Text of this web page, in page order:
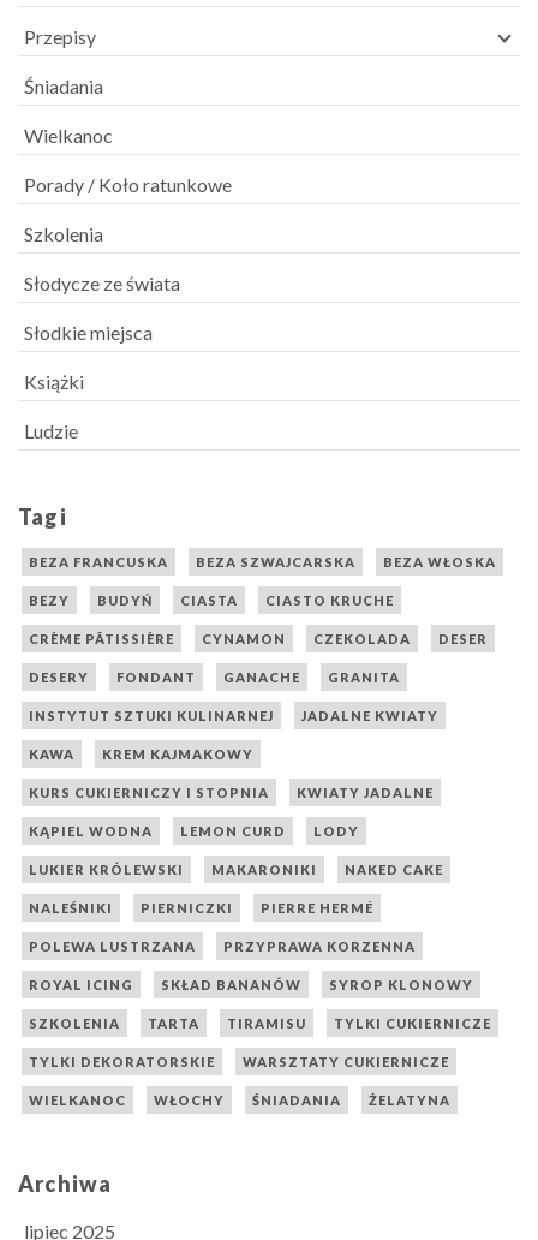
Przepisy
Śniadania
Wielkanoc
Porady / Koło ratunkowe
Szkolenia
Słodycze ze świata
Słodkie miejsca
Książki
Ludzie
Tagi
BEZA FRANCUSKA BEZA SZWAJCARSKA BEZA WŁOSKA
BEZY BUDYŃ CIASTA CIASTO KRUCHE
CRÈME PÂTISSIÈRE CYNAMON CZEKOLADA DESER
DESERY FONDANT GANACHE GRANITA
INSTYTUT SZTUKI KULINARNEJ JADALNE KWIATY
KAWA KREM KAJMAKOWY
KURS CUKIERNICZY I STOPNIA KWIATY JADALNE
KĄPIEL WODNA LEMON CURD LODY
LUKIER KRÓLEWSKI MAKARONIKI NAKED CAKE
NALEŚNIKI PIERNICZKI PIERRE HERMÉ
POLEWA LUSTRZANA PRZYPRAWA KORZENNA
ROYAL ICING SKŁAD BANANÓW SYROP KLONOWY
SZKOLENIA TARTA TIRAMISU TYLKI CUKIERNICZE
TYLKI DEKORATORSKIE WARSZTATY CUKIERNICZE
WIELKANOC WŁOCHY ŚNIADANIA ŻELATYNA
Archiwa
lipiec 2025